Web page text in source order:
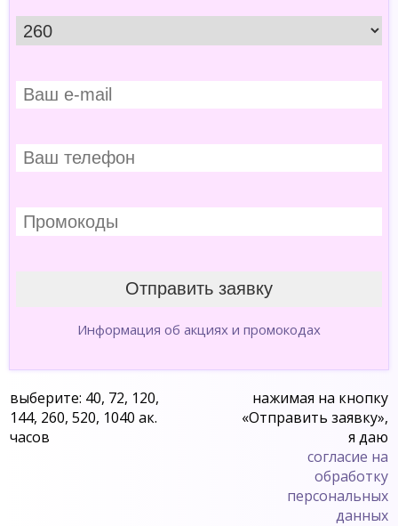
Информация об акциях и промокодах
выберите: 40, 72, 120,
144, 260, 520, 1040 ак.
часов
нажимая на кнопку
«Отправить заявку»,
я даю
согласие на
обработку
персональных
данных